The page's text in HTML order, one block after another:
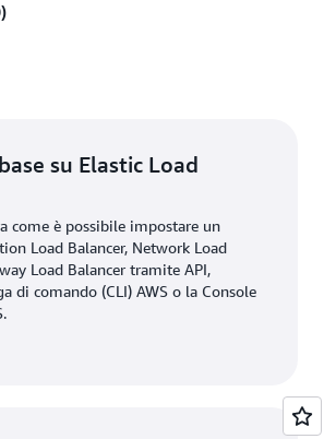
su Elastic Load
come è possibile impostare un
Load Balancer, Network Load
Load Balancer tramite API,
di comando (CLI) AWS o la Console